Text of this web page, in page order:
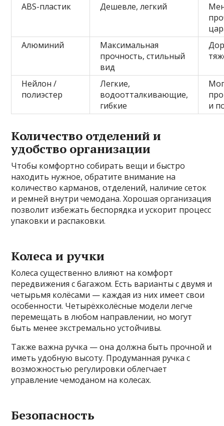
ABS-пластик
Дешевле, легкий
Алюминий
Максимальная
прочность, стильный
вид
Нейлон /
полиэстер
Легкие,
водоотталкивающие,
гибкие
и
Количество отделений и
удобство организации
Чтобы комфортно собирать вещи и быстро
находить нужное, обратите внимание на
количество карманов, отделений, наличие сеток
и ремней внутри чемодана. Хорошая организация
позволит избежать беспорядка и ускорит процесс
упаковки и распаковки.
Колеса и ручки
Колеса существенно влияют на комфорт
передвижения с багажом. Есть варианты с двумя и
четырьмя колёсами — каждая из них имеет свои
особенности. Четырёхколёсные модели легче
перемещать в любом направлении, но могут
быть менее экстремально устойчивы.
Также важна ручка — она должна быть прочной и
иметь удобную высоту. Продуманная ручка с
возможностью регулировки облегчает
управление чемоданом на колесах.
Безопасность